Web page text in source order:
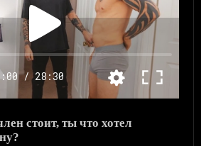
/ 28:30
стоит, ты что хотел